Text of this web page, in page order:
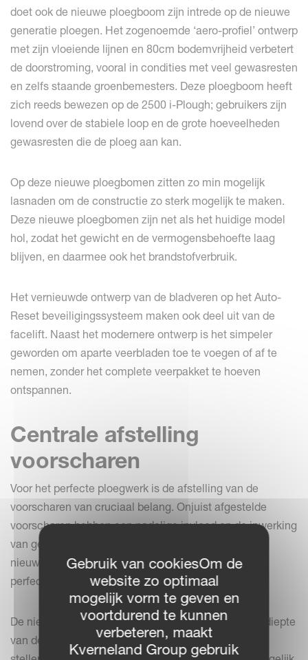
doet ook de nieuwe ploegboom zijn intrede op de nieuwe
generatie ploegen. Het zogenoemde ‘aero-profiel’ ontwerp
met zijn vloeiende lijnen en 80cm bodemvrijheid verbetert
de doorstroming, vooral in condities met veel gewasresten
en zelfs staande groenbemesters. Deze ploegboom heeft
zich reeds bewezen op de 2500 i-Plough; gebruikers zijn
lovend over de stabiele loop en de grote hoeveelheden
gewasresten die de ploeg aan kan.
Op deze nieuwe ploegbomen zitten zo min mogelijk
lasnaden om de constructie zo sterk mogelijk te maken.
Deze nieuwe ploegbomen zijn net als het huidige model
hol, zodat het gewicht en de vermogensbehoefte laag
blijven, en daarmee ook het brandstofverbruik.
Het vernieuwde ontwerp van de bladveren op het Auto-
Reset beveiligingssysteem maken ook deel uit van de
facelift. Naast het modernere ontwerp is het simpeler
geworden om aparte veerbladen toe te voegen of af te
nemen, zonder het complete veerpakket te hoeven
ontspannen.
Centrale afstelling
voorscharen
Voor het perfecte ploegwerk is de afstelling van de
voorscharen van cruciaal belang. Onjuist afgestelde
voorscharen hebben een nadelige invloed op de inwerking
van gewasresten en de capaciteit van de ploeg. De
nieuwe oplossing vergemakkelijkt het vinden van de
perfecte afstelling.
De nieuwe modellen bieden de mogelijkheid om de diepte
van de voorscharen aan weerszijden gelijktijdig in te
Gebruik van cookiesOm de
website zo optimaal
mogelijk vorm te geven en
voortdurend te kunnen
verbeteren, maakt
Kverneland Group gebruik